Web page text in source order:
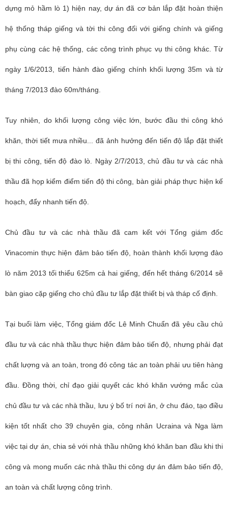
dựng mỏ hầm lò 1) hiện nay, dự án đã cơ bản lắp đặt hoàn thiện
hệ thống tháp giếng và tời thi công đối với giếng chính và giếng
phụ cùng các hệ thống, các công trình phục vụ thi công khác. Từ
ngày 1/6/2013, tiến hành đào giếng chính khối lượng 35m và từ
tháng 7/2013 đào 60m/tháng.
Tuy nhiên, do khối lượng công việc lớn, bước đầu thi công khó
khăn, thời tiết mưa nhiều... đã ảnh hưởng đến tiến độ lắp đặt thiết
bị thi công, tiến độ đào lò. Ngày 2/7/2013, chủ đầu tư và các nhà
thầu đã họp kiểm điểm tiến độ thi công, bàn giải pháp thực hiện kế
hoạch, đẩy nhanh tiến độ.
Chủ đầu tư và các nhà thầu đã cam kết vớiTổng giám đốc
Vinacomin thực hiện đảm bảo tiến độ, hoàn thành khối lượng đào
lò năm 2013 tối thiểu 625m cả hai giếng, đến hết tháng 6/2014 sẽ
bàn giao cặp giếng cho chủ đầu tư lắp đặt thiết bị và tháp cố định.
Tại buổi làm việc, Tổng giám đốc Lê Minh Chuẩn đã yêu cầu chủ
đầu tư và các nhà thầu thực hiện đảm bảo tiến độ, nhưng phải đạt
chất lượng và an toàn, trong đó công tác an toàn phải ưu tiên hàng
đầu. Đồng thời, chỉ đạo giải quyết các khó khăn vướng mắc của
chủ đầu tư và các nhà thầu, lưu ý bố trí nơi ăn, ở chu đáo, tạo điều
kiện tốt nhất cho 39 chuyên gia, công nhân Ucraina và Nga làm
việc tại dự án, chia sẻ với nhà thầu những khó khăn ban đầu khi thi
công và mong muốn các nhà thầu thi công dự án đảm bảo tiến độ,
an toàn và chất lượng công trình.